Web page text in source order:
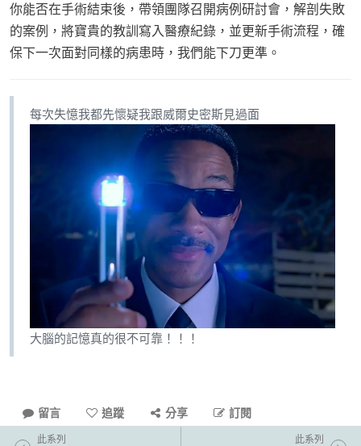
你能否在手術結束後，帶領團隊召開病例研討會，解剖失敗
的案例，將寶貴的教訓寫入醫療紀錄，並更新手術流程，確
保下一次面對同樣的病患時，我們能下刀更準。
每次失憶我都先懷疑我跟威爾史密斯見過面
大腦的記憶真的很不可靠！！！
留言 追蹤 分享 訂閱
此系列 此系列